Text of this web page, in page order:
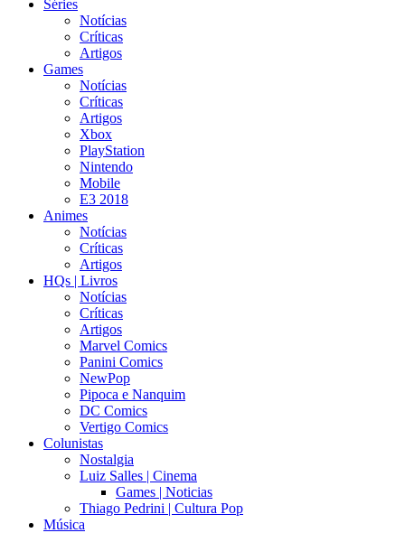
Séries
Notícias
Críticas
Artigos
Games
Notícias
Críticas
Artigos
Xbox
PlayStation
Nintendo
Mobile
E3 2018
Animes
Notícias
Críticas
Artigos
HQs | Livros
Notícias
Críticas
Artigos
Marvel Comics
Panini Comics
NewPop
Pipoca e Nanquim
DC Comics
Vertigo Comics
Colunistas
Nostalgia
Luiz Salles | Cinema
Games | Noticias
Thiago Pedrini | Cultura Pop
Música